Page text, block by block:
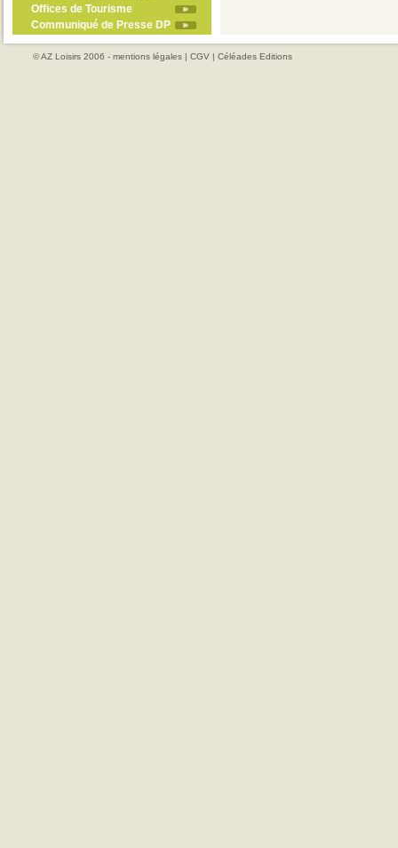
Offices de Tourisme
Communiqué de Presse DP
© AZ Loisirs 2006 - mentions légales | CGV | Céléades Editions